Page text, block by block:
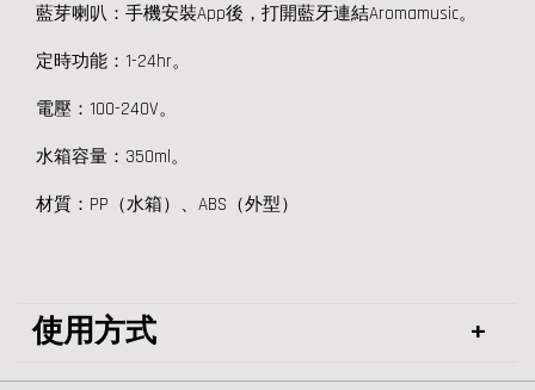
藍芽喇叭：手機安裝App後，打開藍牙連結Aromamusic。
定時功能：1-24hr。
電壓：100-240V。
水箱容量：350ml。
材質：PP（水箱）、ABS（外型）
使用方式